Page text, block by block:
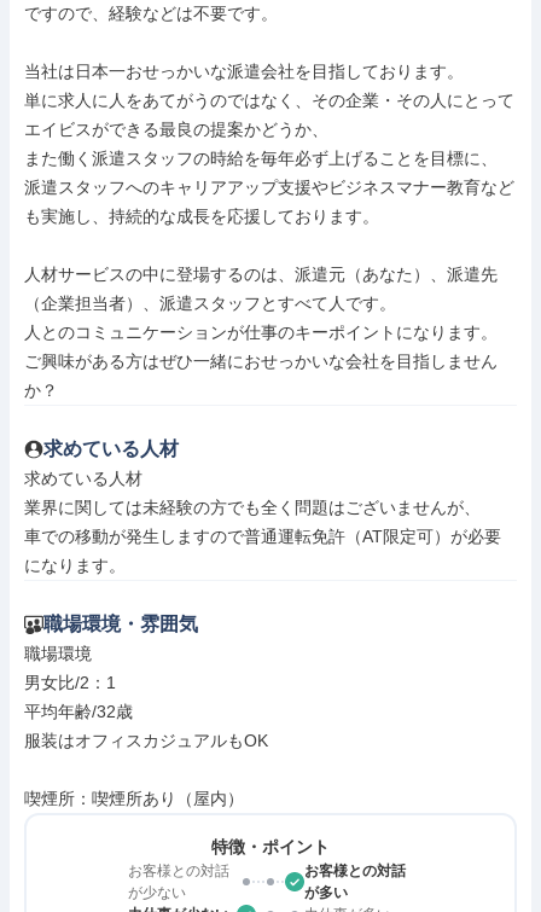
ですので、経験などは不要です。
当社は日本一おせっかいな派遣会社を目指しております。
単に求人に人をあてがうのではなく、その企業・その人にとって
エイビスができる最良の提案かどうか、
また働く派遣スタッフの時給を毎年必ず上げることを目標に、
派遣スタッフへのキャリアアップ支援やビジネスマナー教育など
も実施し、持続的な成長を応援しております。
人材サービスの中に登場するのは、派遣元（あなた）、派遣先
（企業担当者）、派遣スタッフとすべて人です。
人とのコミュニケーションが仕事のキーポイントになります。
ご興味がある方はぜひ一緒におせっかいな会社を目指しません
か？
求めている人材
求めている人材
業界に関しては未経験の方でも全く問題はございませんが、
車での移動が発生しますので普通運転免許（AT限定可）が必要
になります。
職場環境・雰囲気
職場環境
男女比/2：1
平均年齢/32歳
服装はオフィスカジュアルもOK
喫煙所：喫煙所あり（屋内）
特徴・ポイント
お客様との対話
が少ない
お客様との対話
が多い